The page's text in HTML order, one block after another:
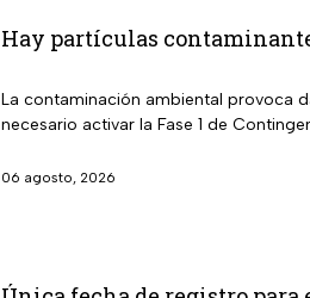
Hay partículas
La contaminación ambiental provoca
necesario activar la Fase 1 de
06 agosto, 2026